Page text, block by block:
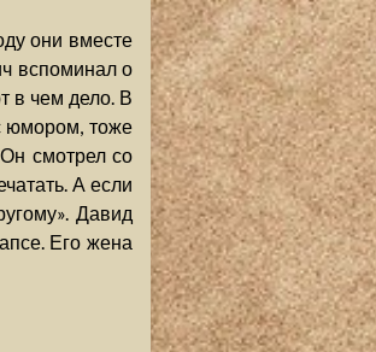
они вместе
вспоминал о
в чем дело. В
юмором, тоже
смотрел со
А если
Давид
Его жена